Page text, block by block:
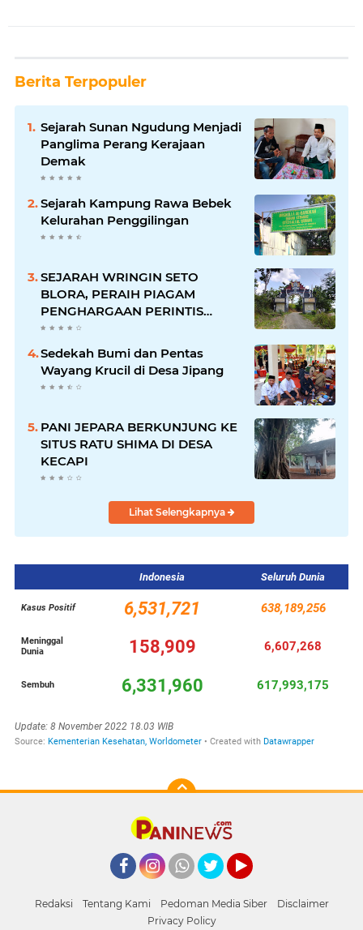
Berita Terpopuler
Sejarah Sunan Ngudung Menjadi
Panglima Perang Kerajaan
Demak
Sejarah Kampung Rawa Bebek
Kelurahan Penggilingan
SEJARAH WRINGIN SETO
BLORA, PERAIH PIAGAM
PENGHARGAAN PERINTIS
LINGKUNGAN DARI GUBERNUR
Sedekah Bumi dan Pentas
Wayang Krucil di Desa Jipang
PANI JEPARA BERKUNJUNG KE
SITUS RATU SHIMA DI DESA
KECAPI
Lihat Selengkapnya
Redaksi Tentang Kami Pedoman Media Siber
Disclaimer
Privacy Policy